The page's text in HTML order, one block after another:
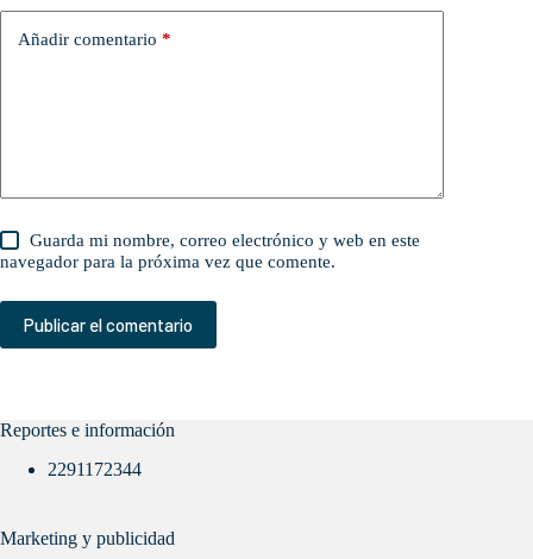
Añadir comentario *
Guarda mi nombre, correo electrónico y web en este
navegador para la próxima vez que comente.
Publicar el comentario
Reportes e información
2291172344
Marketing y publicidad